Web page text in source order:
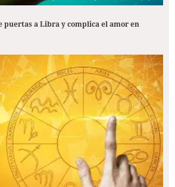
puertas a Libra y complica el amor en